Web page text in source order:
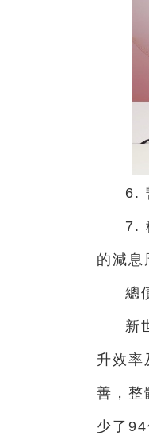
6.
7.
的減息
總
新
升效率
善，整
少了